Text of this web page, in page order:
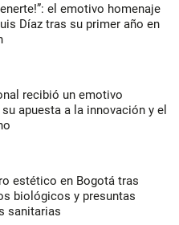
el emotivo homenaje
Díaz tras su primer año en
recibió un emotivo
apuesta a la innovación y el
estético en Bogotá tras
biológicos y presuntas
sanitarias